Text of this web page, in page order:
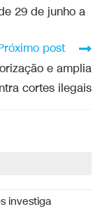
29 de junho a
post
e amplia
cortes ilegais
investiga